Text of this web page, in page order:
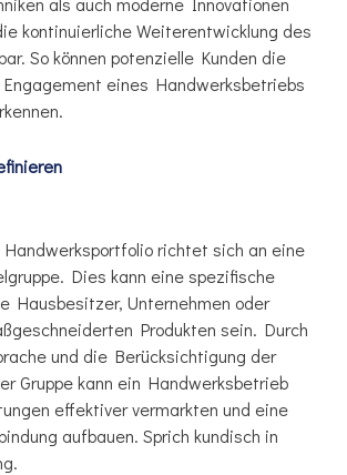
kontinuierliche Weiterentwicklung des
So können potenzielle Kunden die
eines Handwerksbetriebs
richtet sich an eine
Dies kann eine spezifische
Hausbesitzer, Unternehmen oder
Produkten sein. Durch
und die Berücksichtigung der
Gruppe kann ein Handwerksbetrieb
effektiver vermarkten und eine
aufbauen. Sprich kundisch in